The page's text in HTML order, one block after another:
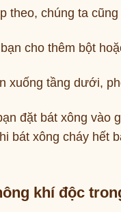
theo, chúng ta
cho thêm bột
xuống tầng dưới,
đặt bát xông vào
bát xông cháy hết
khí độc